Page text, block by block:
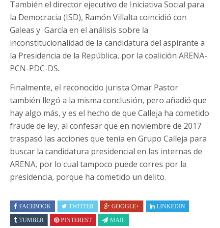
También el director ejecutivo de Iniciativa Social para
la Democracia (ISD), Ramón Villalta coincidió con
Galeas y García en el análisis sobre la
inconstitucionalidad de la candidatura del aspirante a
la Presidencia de la República, por la coalición ARENA-
PCN-PDC-DS.
Finalmente, el reconocido jurista Omar Pastor
también llegó a la misma conclusión, pero añadió que
hay algo más, y es el hecho de que Calleja ha cometido
fraude de ley, al confesar que en noviembre de 2017
traspasó las acciones que tenía en Grupo Calleja para
buscar la candidatura presidencial en las internas de
ARENA, por lo cual tampoco puede corres por la
presidencia, porque ha cometido un delito.
FACEBOOK TWITTER GOOGLE+
LINKEDIN
TUMBLR
PINTEREST MAIL